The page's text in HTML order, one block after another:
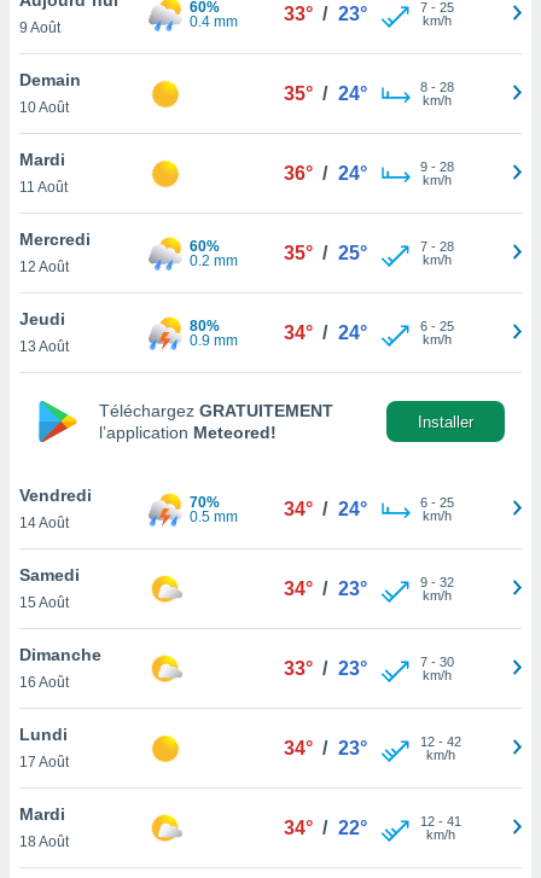
et
»,
au
vous
qu'ils
ou
le
ainsi
un
la
du
votre
à
en
le
9 Août
60%
0.4 mm
33° / 23° 7- 25
km/h
Demain
10 Août
35° / 24° 8- 28
km/h
Mardi
11 Août
36° / 24° 9- 28
km/h
Mercredi
12 Août
60%
0.2 mm
35° / 25° 7- 28
km/h
Jeudi
13 Août
80%
0.9 mm
34° / 24° 6- 25
km/h
Téléchargez GRATUITEMENT
l’application Meteored!
Installer
Vendredi
14 Août
70%
0.5 mm
34° / 24° 6- 25
km/h
Samedi
15 Août
34° / 23° 9- 32
km/h
Dimanche
16 Août
33° / 23° 7- 30
km/h
Lundi
17 Août
34° / 23° 12- 42
km/h
Mardi
18 Août
34° / 22° 12- 41
km/h